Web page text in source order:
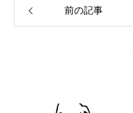
前の記事